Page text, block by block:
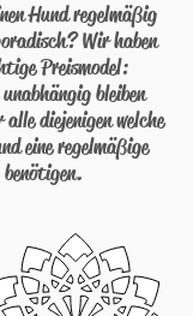
Hund regelmäßig
Wir haben
Preismodel:
bleiben
diejenigen welche
eine regelmäßige